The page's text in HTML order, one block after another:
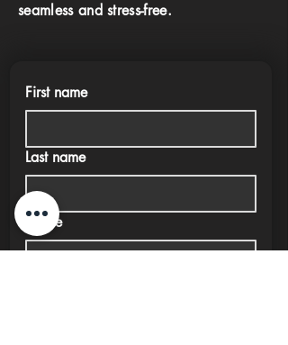
seamless and stress-free.
First name
Last name
Phone